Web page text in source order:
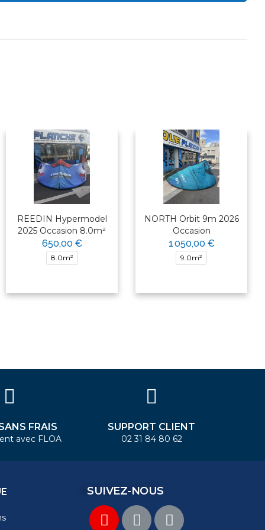
REEDIN Hypermodel
2025 Occasion 8.0m²
650,00 €
8.0m²
NORTH Orbit 9m 2026
Occasion
1 050,00 €
9.0m²
FRAIS
avec FLOA
SUPPORT CLIENT
02 31 84 80 62
SUIVEZ-NOUS